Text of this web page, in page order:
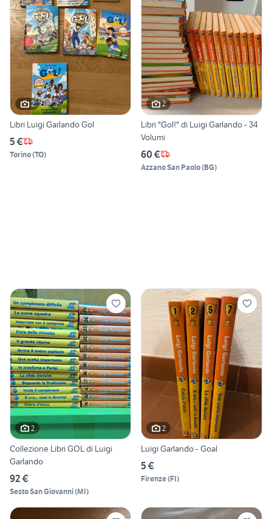
2
Libri Luigi Garlando Gol
5 €
Torino(TO)
2
Libri "Gol!" di Luigi Garlando - 34
Volumi
60 €
Azzano San Paolo(BG)
2
Collezione Libri GOL di Luigi
Garlando
92 €
Sesto San Giovanni(MI)
2
Luigi Garlando - Goal
5 €
Firenze(FI)